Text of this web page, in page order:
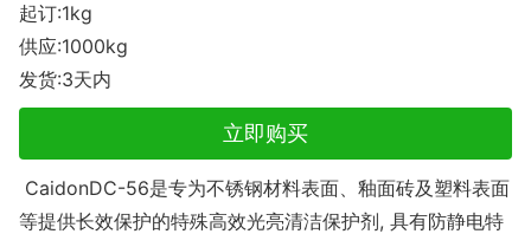
起订:1kg
供应:1000kg
发货:3天内
立即购买
CaidonDC-56是专为不锈钢材料表面、釉面砖及塑料表面
等提供长效保护的特殊高效光亮清洁保护剂, 具有防静电特